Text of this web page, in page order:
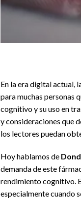
En la era digital actual,
para muchas personas
cognitivo y su uso en
y consideraciones que
los lectores puedan
Hoy hablamos de
demanda de este
rendimiento cognitivo.
especialmente cuando